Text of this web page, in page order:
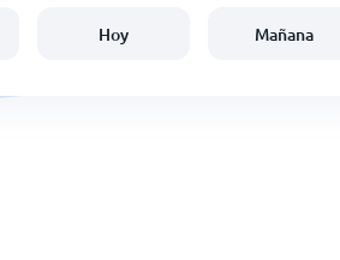
Hoy Mañana